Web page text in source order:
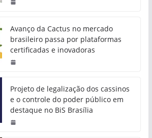
Avanço da Cactus no mercado
brasileiro passa por plataformas
certificadas e inovadoras
Projeto de legalização dos cassinos
e o controle do poder público em
destaque no BiS Brasília